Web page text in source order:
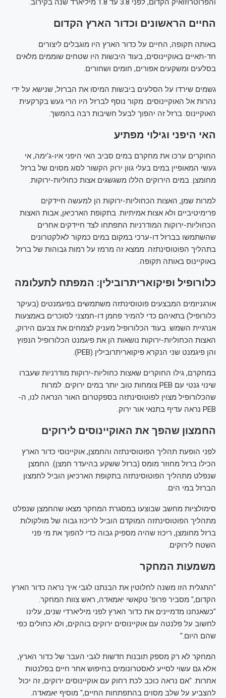
והפרוטרוזואיק הקדום, לפני 3.8 עד 1.8 מיליארד שנה בקירוב.
החיים הראשונים וכדור הארץ הקדום
באותה תקופה, החיים על כדור הארץ היו מוגבלים ליצורים
חד-תאיים באוקיינוסים, בעוד היבשות היו שטחים שוממים מלאים
בסלעים ומשקעים אפורים, חומים ושחורים.
גשמים שירדו על הסלעים ביבשות המיסו את הברזל, שנישא על ידי
נהרות אל האוקיינוסים. מקור נוסף לברזל היו הרי געש בקרקעית
האוקיינוס. ברזל זה יהפוך לבעל חשיבות רבה בהמשך.
האי היפני וגילוי מפתיע
החוקרים ערכו את מחקרם במים סביב האי היפני איו-ג'ימה, אי
געשי המאופיין במים בעלי גוון ירוק הקשור לסוג מסוים של ברזל
מחומצן. במים הירוקים הללו משגשגים אצות כחוליות-ירוקות.
למרות שמן, האצות הכחוליות-ירוקות הן למעשה חיידקים
פרימיטיביים ולא אצות אמיתיות. בתקופת הארכיאן, אבות האצות
הכחוליות-ירוקות המודרניות התפתחו לצד חיידקים אחרים
שהשתמשו בברזל דו-ערכי במקום במים כמקור לאלקטרונים
בתהליך הפוטוסינתזה. ממצא זה מרמז על רמות גבוהות של ברזל
באוקיינוס באותה תקופה.
כלורופיל ופיקואריתרובילין: המפתח לתעלומה
אורגניזמים המבצעים פוטוסינתזה משתמשים בפיגמנטים (בעיקר
כלורופיל) בתאיהם כדי להמיר פחמן דו-חמצני לסוכרים באמצעות
אנרגיית השמש. בעוד הכלורופיל מעניק לצמחים את צבעם הירוק,
האצות הכחוליות-ירוקות נושאות הן את פיגמנט הכלורופיל הנפוץ
והן פיגמנט שני הנקרא פיקואריתרובילין (PEB).
במחקרם, גילו החוקרים שאצות כחוליות-ירוקות מודרניות שעברו
שינוי גנטי עם PEB צומחות טוב יותר במים ירוקים. למרות
שהכלורופיל מצוין לפוטוסינתזה בספקטרום האור הנראה לנו, ה-
PEB נראה עדיף בתנאי אור ירוק.
החמצון שהפך את האוקיינוסים לירוקים
לפני הופעת תהליך הפוטוסינתזה והחמצן, אוקיינוסי כדור הארץ
הכילו ברזל מחוזר מומס (ברזל ששקע בהיעדר חמצן). החמצן
שנפלט מתהליך הפוטוסינתזה בתקופת הארכיאן הוביל לחמצון
הברזל במי הים.
סימולציות מחשב שבוצעו במסגרת המחקר מצאו שהחמצן שנפלט
מתהליך הפוטוסינתזה המוקדם הוביל לריכוז גבוה של מולקולות
ברזל מחומצן, ריכוז שהיה מספיק גבוה כדי להפוך את מי פני
השטח לירוקים.
משמעות המחקר
"התגלית הזו משנה לחלוטין את הבנתנו לגבי איך נראה כדור הארץ
הקדום," מסביר פרופ' טקאשי יאמאדה, ראש צוות המחקר.
"כשאנחנו מדמיינים את כדור הארץ לפני מיליארדי שנים, עלינו
לחשוב על פלנטה עם אוקיינוסים ירוקים בוהקים, ולא כחולים כפי
שהם היום."
המחקר לא רק מספק תובנות חדשות לגבי העבר של כדור הארץ,
אלא גם עשוי לסייע לאסטרונומים בחיפוש אחר חיים בפלנטות
אחרות. "אם נראה כוכב לכת רחוק עם אוקיינוסים ירוקים, זה יכול
להצביע על שלב מסוים בהתפתחות החיים," מוסיף יאמאדה.